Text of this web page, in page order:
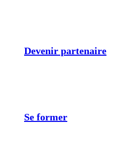
Devenir partenaire
Se former